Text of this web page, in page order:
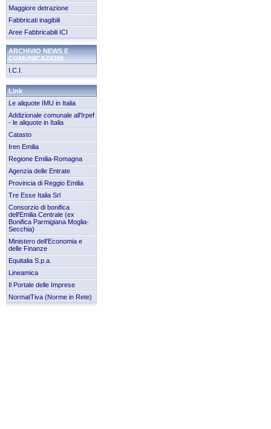
Maggiore detrazione
Fabbricati inagibili
Aree Fabbricabili ICI
ARCHIVIO NEWS E
COMUNICAZIONI
I.C.I.
Link
Le aliquote IMU in Italia
Addizionale comunale all'Irpef
- le aliquote in Italia
Catasto
Iren Emilia
Regione Emilia-Romagna
Agenzia delle Entrate
Provincia di Reggio Emilia
Tre Esse Italia Srl
Consorzio di bonifica
dell'Emilia Centrale (ex
Bonifica Parmigiana Moglia-
Secchia)
Ministero dell'Economia e
delle Finanze
Equitalia S.p.a.
Lineamica
Il Portale delle Imprese
NormatTiva (Norme in Rete)